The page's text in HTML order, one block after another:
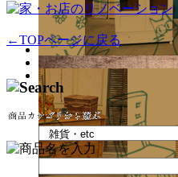
←TOPページに戻る